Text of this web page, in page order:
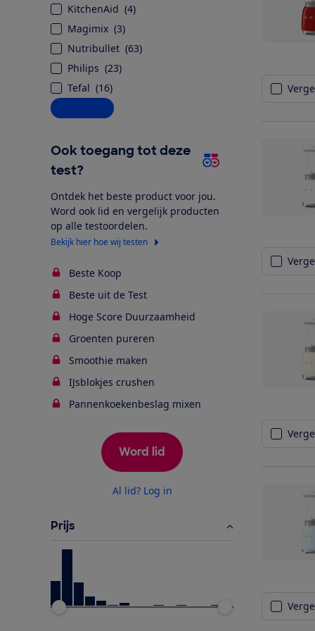
KitchenAid (4)
Magimix (3)
Nutribullet (63)
Philips (23)
Tefal (16)
Alle opties
Ook toegang tot deze
test?
Ontdek het beste product voor jou.
Word ook lid en vergelijk producten
op alle testoordelen.
Bekijk hier hoe wij testen
Beste Koop
Beste uit de Test
Hoge Score Duurzaamheid
Groenten pureren
Smoothie maken
IJsblokjes crushen
Pannenkoekenbeslag mixen
Word lid
Al lid? Log in
Prijs